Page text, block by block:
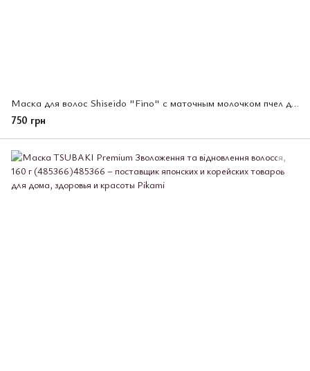
Маска для волос Shiseido "Fino" с маточным молочком пчел для сухих волос 230 г (837144)
750 грн